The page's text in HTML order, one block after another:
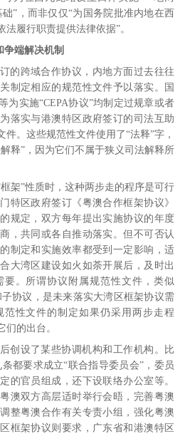
”，而非仅仅“为国务院批准内地在西
履行职责提供法律依据”。
争端解决机制
的跨域合作协议，内地方面过去往往
制定相应的规范性文件予以落实。国
为实施“CEPA协议”均制定过规章或者
落实与港澳特区政府签订的司法互助
。这些规范性文件使用了“法释”字，
释”，因为它们不属于狭义司法解释所
架”性质时，这种两步走的程序是可行
特区政府签订《粤澳合作框架协议》
规定，双方每年提出实施协议的年度
，共同或各自推动落实。但不可否认
制定和实施效率都受到一定影响，适
大湾区建设如火如荼开展后，及时出
。 所谓协议附属规范性文件，类似
协议，是未来落实大湾区框架协议需
性文件的制定如果仍采用两步走程
们的出台。
创设了某些协调机构和工作机构。比
都要求成立“联合指导委员会”，委员
的官员组成，还下设联络办公室等。
澳双方高层适时举行会晤，完善粤澳
整粤澳合作有关专责小组，强化粤澳
框架协议则要求，广东省和港澳特区